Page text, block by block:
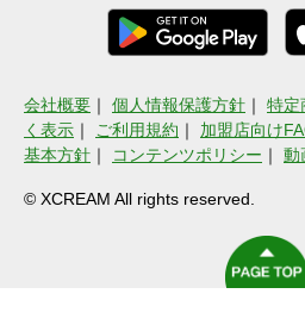
会社概要 ｜ 個人情報保護方針 ｜ 特定
く表示 ｜ ご利用規約 ｜ 加盟店向け
基本方針 ｜ コンテンツポリシー ｜ 動
© XCREAM All rights reserved.